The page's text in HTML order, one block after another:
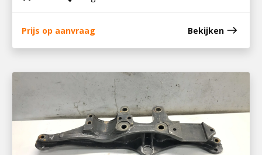
Prijs op aanvraag Bekijken east